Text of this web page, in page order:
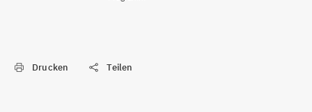
Drucken Teilen